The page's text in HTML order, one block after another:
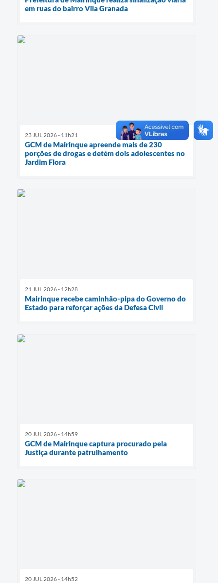
em ruas do bairro Vila Granada
23 JUL 2026 - 11h21
GCM de Mairinque apreende mais de 230
porções de drogas e detém dois adolescentes no
Jardim Flora
21 JUL 2026 - 12h28
Mairinque recebe caminhão-pipa do Governo do
Estado para reforçar ações da Defesa Civil
20 JUL 2026 - 14h59
GCM de Mairinque captura procurado pela
Justiça durante patrulhamento
20 JUL 2026 - 14h52